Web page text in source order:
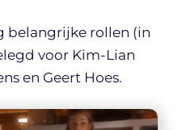
belangrijke rollen (in
voor Kim-Lian
en Geert Hoes.